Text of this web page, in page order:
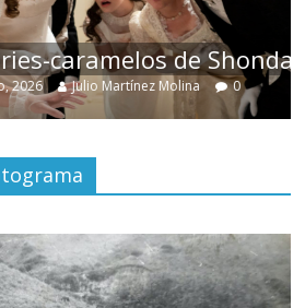
de Shondaland
Martínez Molina 0